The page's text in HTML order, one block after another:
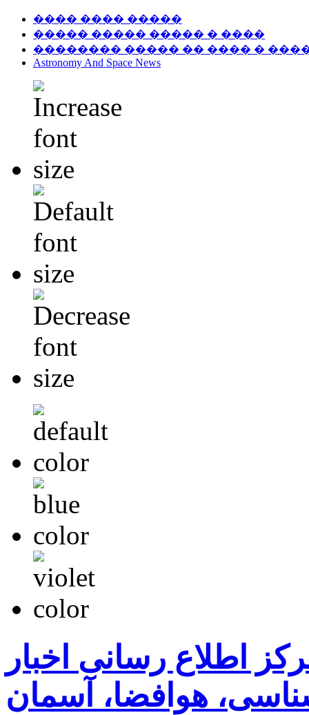
���� ���� �����
����� ����� ����� � ����
�������� ����� �� ���� �
Astronomy And Space News
اطلاع رسانی اخبار
هوافضا، آسمان